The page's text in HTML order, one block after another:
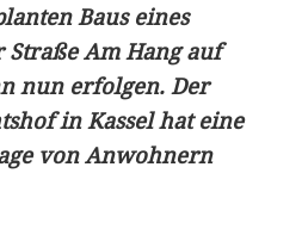
Baus eines
Am Hang auf
nun erfolgen. Der
in Kassel hat eine
von Anwohnern